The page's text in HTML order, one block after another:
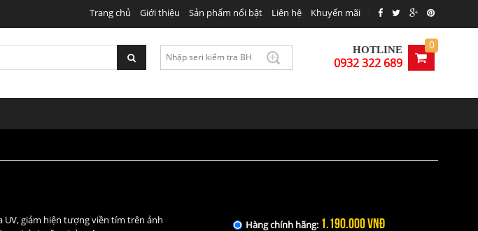
Trang chủ Giới thiệu Sản phẩm nổi bật Liên hệ Khuyến mãi
HOTLINE
0932 322 689
0
1.190.000VNĐ MUA NGAY
UV, giảm hiện tượng viền tím trên ảnh
Hàng chính hãng: 1.190.000 VNĐ